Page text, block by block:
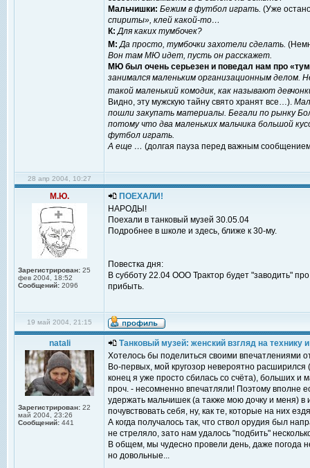
Мальчишки: Бежим в футбол играть. (Уже
спириты», клей какой-то…
К: Для каких тумбочек?
М:Да просто, тумбочки захотели сделать.
Вон там МЮ идет, пусть он расскажет.
МЮ был очень серьезен и поведал нам про
занимался маленьким организационным
такой маленький комодик, как называют
Видно, эту мужскую тайну свято хранят все…).
пошли закупать материалы. Бегали по рынку
потому что два маленьких мальчика большой
футбол играть.
А еще … (долгая пауза перед важным
28 апр 2004, 10:27
М.Ю.
Зарегистрирован: 25
фев 2004, 18:52
Сообщений: 2096
ПОЕХАЛИ!
НАРОДЫ!
Поехали в танковый музей 30.05.04
Подробнее в школе и здесь, ближе к 30-му.
Повестка дня:
В субботу 22.04 ООО Трактор будет "заводить"
прибыть.
19 май 2004, 21:15
natali
Зарегистрирован: 22
май 2004, 23:26
Сообщений: 441
Танковый музей: женский взгляд на технику
Хотелось бы поделиться своими впечатлениями
Во-первых, мой кругозор невероятно
конец я уже просто сбилась со счёта), больших и
проч. - несомненно впечатляли! Поэтому вполне
удержать мальчишек (а также мою дочку и меня) в
почувствовать себя, ну, как те, которые на них
А когда получалось так, что ствол орудия был
не стреляло, зато нам удалось "подбить"
В общем, мы чудесно провели день, даже погода
но довольные...